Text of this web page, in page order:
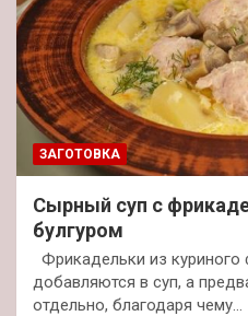
ЗАГОТОВКА
Сырный суп с
булгуром
Фрикадельки из куриного
добавляются в суп, а
отдельно, благодаря чему…